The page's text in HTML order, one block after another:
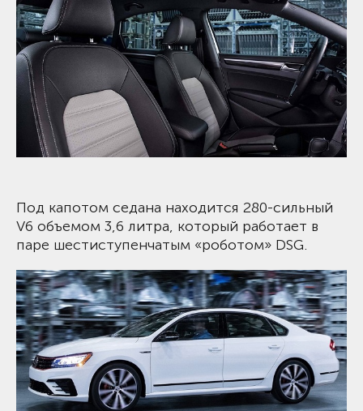
Под капотом седана находится 280-сильный
V6 объемом 3,6 литра, который работает в
паре шестиступенчатым «роботом» DSG.